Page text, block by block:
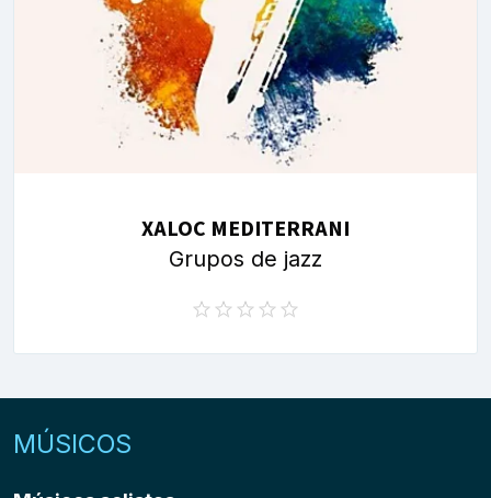
XALOC MEDITERRANI
Grupos de jazz
MÚSICOS